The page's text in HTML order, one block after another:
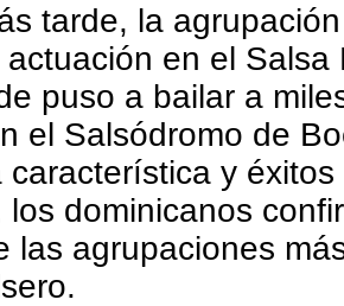
tarde, la
en el Salsa
puso a bailar a
el Salsódromo de
característica y
los dominicanos
las agrupaciones